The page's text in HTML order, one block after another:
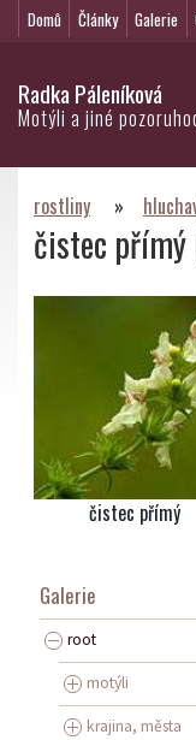
Domů Články Galerie
Radka Páleníková
Motýli a jiné
rostliny »
čistec přímý
čistec přímý
Galerie
root
motýli
krajina, města